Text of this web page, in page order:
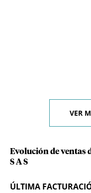
VER
Evolución de ventas
S A S
ÚLTIMA